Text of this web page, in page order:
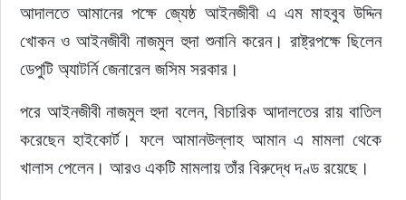
আদালতে আমানের পক্ষে জ্যেষ্ঠ আইনজীবী এ এম মাহবুব উদ্দিন
খোকন ও আইনজীবী নাজমুল হুদা শুনানি করেন। রাষ্ট্রপক্ষে ছিলেন
ডেপুটি অ্যাটর্নি জেনারেল জসিম সরকার।
পরে আইনজীবী নাজমুল হুদা বলেন, বিচারিক আদালতের রায় বাতিল
করেছেন হাইকোর্ট। ফলে আমানউল্লাহ আমান এ মামলা থেকে
খালাস পেলেন। আরও একটি মামলায় তাঁর বিরুদ্ধে দণ্ড রয়েছে।